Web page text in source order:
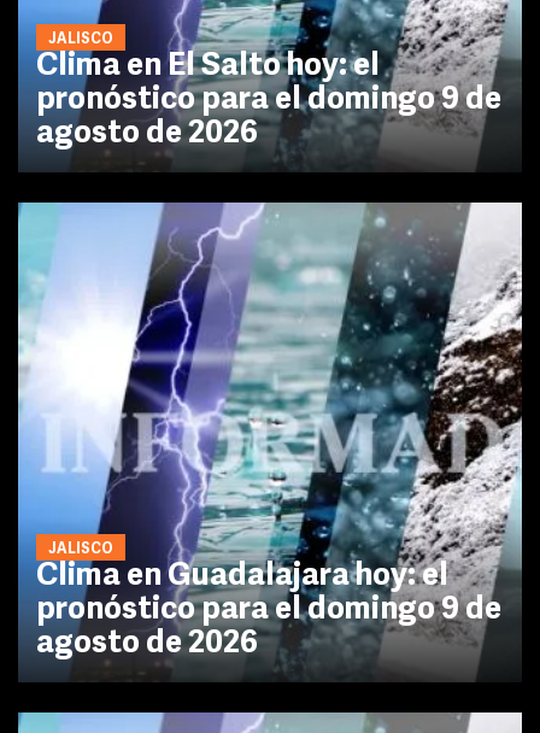
JALISCO
Clima en El Salto hoy: el
pronóstico para el domingo 9 de
agosto de 2026
JALISCO
Clima en Guadalajara hoy: el
pronóstico para el domingo 9 de
agosto de 2026